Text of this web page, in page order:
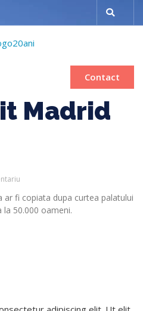
Contact
Madrid
ar fi copiata dupa curtea palatului
la 50.000 oameni.